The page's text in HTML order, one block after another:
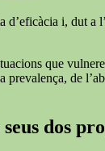
d’eficàcia i, dut a
que
de
dos